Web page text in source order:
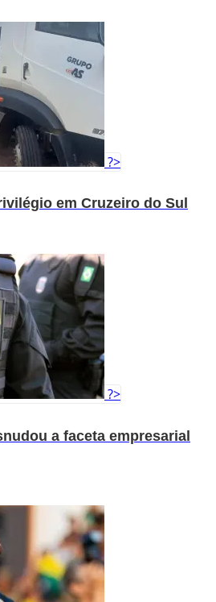
?>
em Cruzeiro do Sul
?>
a faceta empresarial